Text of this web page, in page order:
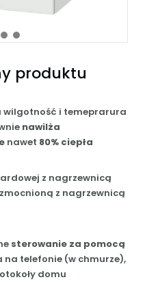
produktu
wilgotność i temeprarura
nawilża
nawet 80% ciepła
z nagrzewnicą
z nagrzewnicą
sterowanie za pomocą
na telefonie (w chmurze),
domu